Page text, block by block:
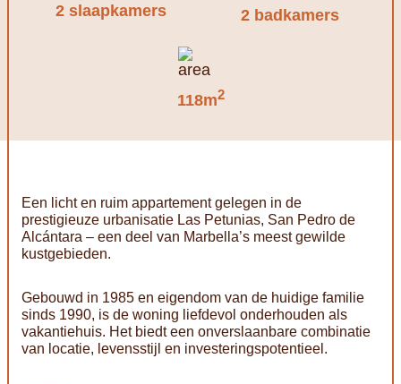
2 slaapkamers 2 badkamers
118m2
Een licht en ruim appartement gelegen in de
prestigieuze urbanisatie Las Petunias, San Pedro de
Alcántara – een deel van Marbella’s meest gewilde
kustgebieden.
Gebouwd in 1985 en eigendom van de huidige familie
sinds 1990, is de woning liefdevol onderhouden als
vakantiehuis. Het biedt een onverslaanbare combinatie
van locatie, levensstijl en investeringspotentieel.